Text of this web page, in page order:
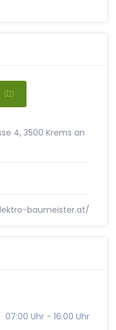
4, 3500 Krems an
baumeister.at/
07:00 Uhr - 16:00 Uhr